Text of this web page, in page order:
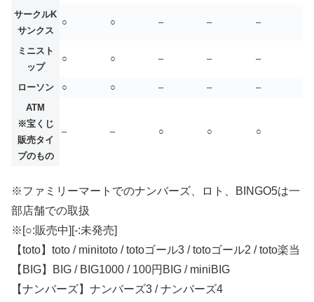
サークルK
サンクス
○ ○ – – –
ミニスト
ップ
○ ○ – – –
ローソン ○ ○ – –
–
ATM
※宝くじ
販売タイ
プのもの
– – ○ ○ ○
※ファミリーマートでのナンバーズ、ロト、BINGO5は一
部店舗での取扱
※[○:販売中][-:未発売]
【toto】toto / minitoto / totoゴール3 / totoゴール2 / toto楽当
【BIG】BIG / BIG1000 / 100円BIG / miniBIG
【ナンバーズ】ナンバーズ3 / ナンバーズ4